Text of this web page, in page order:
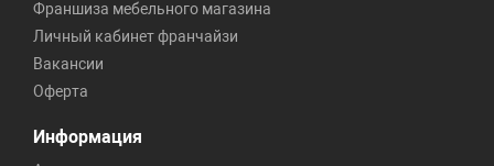
Франшиза мебельного магазина
Личный кабинет франчайзи
Вакансии
Оферта
Информация